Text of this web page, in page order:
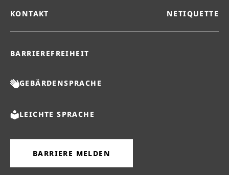
KONTAKT NETIQUETTE
BARRIEREFREIHEIT
GEBÄRDENSPRACHE
LEICHTE SPRACHE
BARRIERE MELDEN